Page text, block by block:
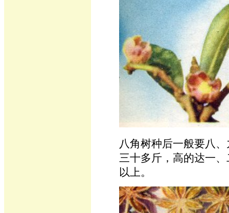
八角树种后一般要八
三十多斤，高的达一
以上。